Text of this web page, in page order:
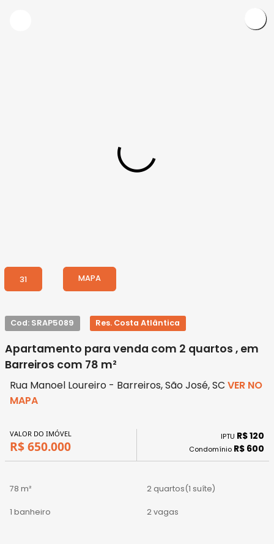
31 MAPA
Cod: SRAP5089 Res. Costa Atlântica
Apartamento para venda com 2 quartos , em
Barreiros com 78 m²
Rua Manoel Loureiro - Barreiros, São José, SC VER NO
MAPA
VALOR DO IMÓVEL
R$ 650.000
IPTU R$ 120
Condomínio R$ 600
78 m² 2 quartos(1 suíte)
1 banheiro 2 vagas